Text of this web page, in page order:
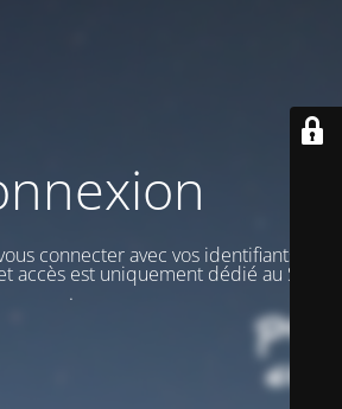
connecter avec vos identifiants pour
accès est uniquement dédié au STAFF
.